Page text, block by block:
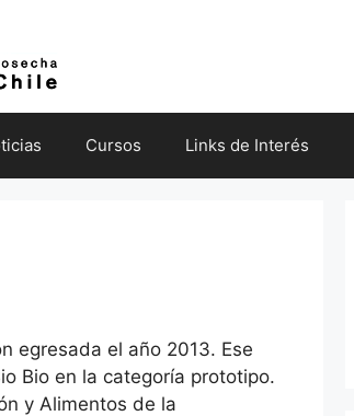
Cursos Links de Interés
egresada el año 2013. Ese
Bio en la categoría prototipo.
y Alimentos de la